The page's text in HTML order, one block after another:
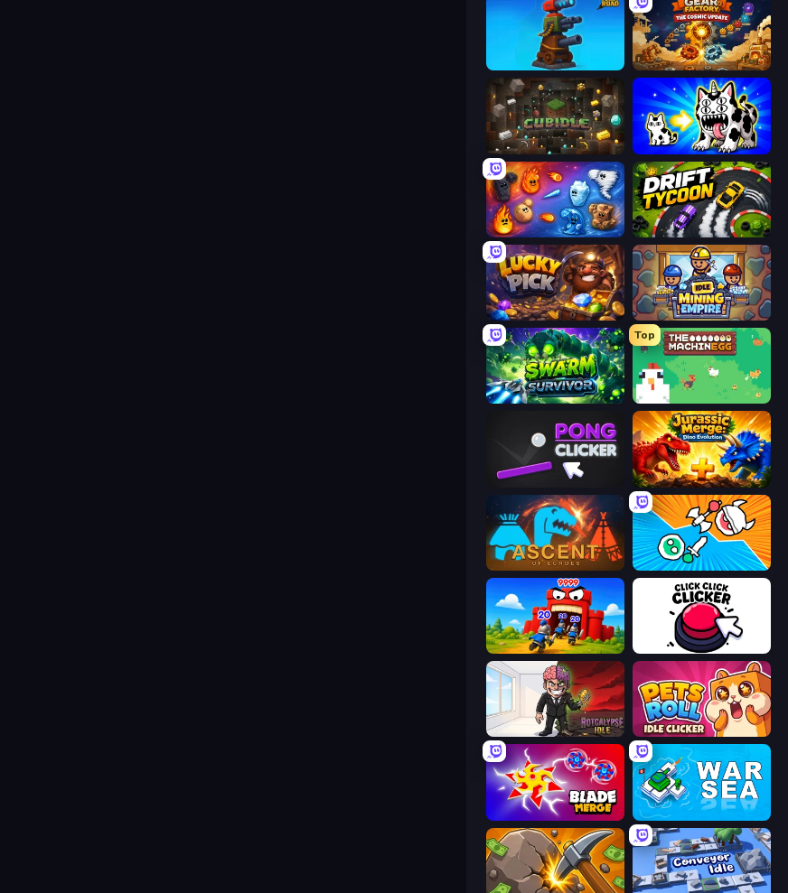
Furry Road Gear Factory
Cubidle Strange Cats
Elemental Merge Drift Tycoon
Lucky Pick Idle Mining Empire
Swarm Survivor
Top
The MachinEGG
Pong Clicker Jurassic Merge: Dino Evolution
Ascent of Echoes Merge Knights!
TimeWarriors Click Click Clicker
Rotcalypse: Idle Incremental Pets Roll: Idle Clicker
Blade Merge War Sea